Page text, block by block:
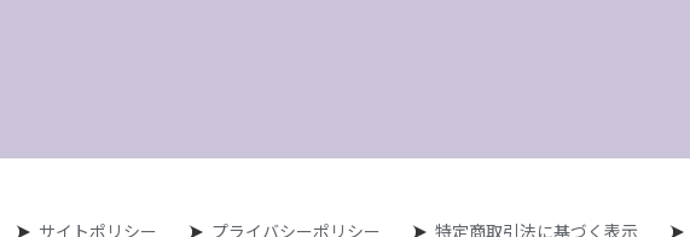
サイトポリシー プライバシーポリシー 特定商取引法に基づく表示